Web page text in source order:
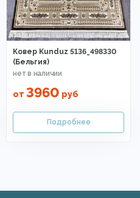
Ковер Kunduz 5136_498330
(Бельгия)
от 3960 руб